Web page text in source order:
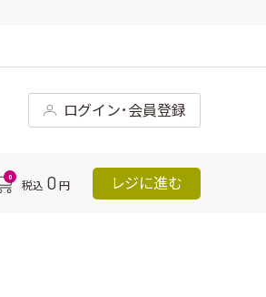
ログイン･会員登録
0
税込 0 円 レジに進む